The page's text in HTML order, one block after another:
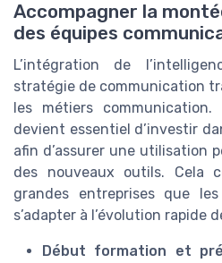
Accompagner la
des équipes
L’intégration de
stratégie de communication
les métiers
devient essentiel d’investir
afin d’assurer une utilisation
des nouveaux outils. Cela
grandes entreprises que
s’adapter à l’évolution rapide
Début formation et